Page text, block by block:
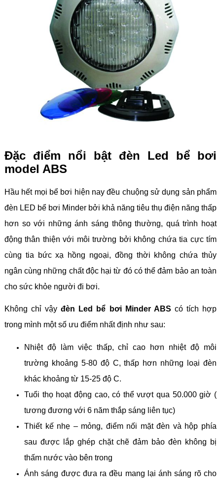
Đặc điểm nổi bật đèn Led bể bơi
model ABS
Hầu hết mọi bể bơi hiện nay đều chuộng sử dụng sản phẩm
đèn LED bể bơi Minder bởi khả năng tiêu thụ điện năng thấp
hơn so với những ánh sáng thông thường, quá trình hoạt
động thân thiện với môi trường bởi không chứa tia cực tím
cùng tia bức xạ hồng ngoại, đồng thời không chứa thủy
ngân cùng những chất độc hại từ đó có thể đảm bảo an toàn
cho sức khỏe người đi bơi.
Không chỉ vậyđèn Led bể bơi Minder ABS có tích hợp
trong mình một số ưu điểm nhất định như sau:
Nhiệt độ làm việc thấp, chỉ cao hơn nhiệt độ môi
trường khoảng 5-80 độ C, thấp hơn những loại đèn
khác khoảng từ 15-25 độ C.
Tuổi thọ hoạt động cao, có thể vượt qua 50.000 giờ (
tương đương với 6 năm thắp sáng liên tục)
Thiết kế nhẹ – mỏng, điểm nối mặt đèn và hộp phía
sau được lắp ghép chặt chẽ đảm bảo đèn không bị
thấm nước vào bên trong
Ánh sáng được đưa ra đều mang lại ánh sáng rõ cho